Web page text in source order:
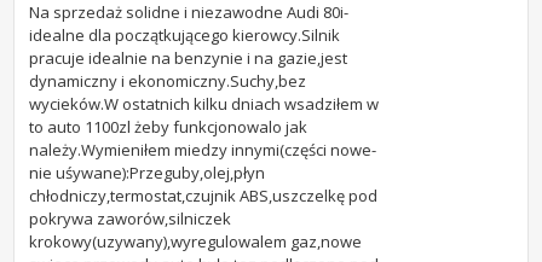
Na sprzedaż solidne i niezawodne Audi 80i-
idealne dla początkującego kierowcy.Silnik
pracuje idealnie na benzynie i na gazie,jest
dynamiczny i ekonomiczny.Suchy,bez
wycieków.W ostatnich kilku dniach wsadziłem w
to auto 1100zl żeby funkcjonowalo jak
należy.Wymieniłem miedzy innymi(części nowe-
nie uśywane):Przeguby,olej,płyn
chłodniczy,termostat,czujnik ABS,uszczelkę pod
pokrywa zaworów,silniczek
krokowy(uzywany),wyregulowalem gaz,nowe